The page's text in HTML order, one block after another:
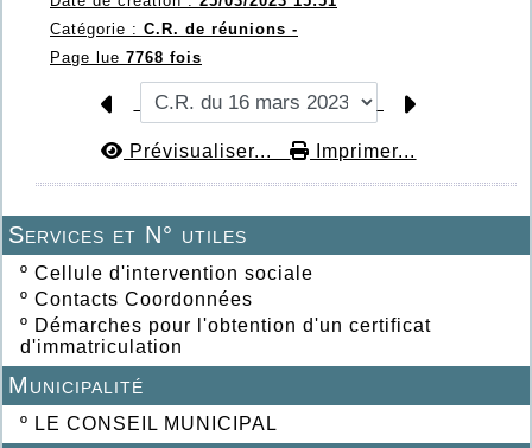
Services et N° utiles
º Cellule d'intervention sociale
º Contacts Coordonnées
º Démarches pour l'obtention d'un certificat
d'immatriculation
Municipalité
º LE CONSEIL MUNICIPAL
Catégorie : C.R. de réunions -
Page lue 7768 fois
Prévisualiser... Imprimer...